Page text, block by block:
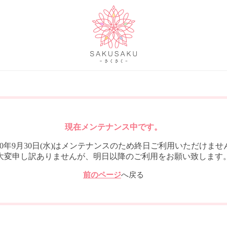
現在メンテナンス中です。
年9月30日(水)はメンテナンスのため終日ご利用いただけませ
変申し訳ありませんが、明日以降のご利用をお願い致します
前のページへ戻る